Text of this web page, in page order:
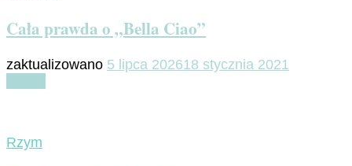
Cała prawda o „Bella Ciao”
zaktualizowano 5 lipca 202618 stycznia 2021
Rzym